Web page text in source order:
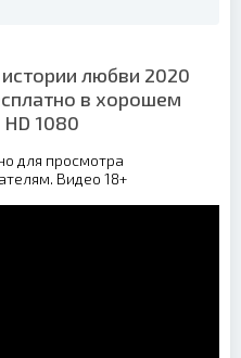
любви 2020
в хорошем
1080
для просмотра
Видео 18+